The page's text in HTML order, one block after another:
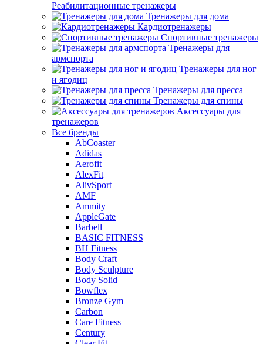
Реабилитационные тренажеры
Тренажеры для дома
Кардиотренажеры
Спортивные тренажеры
Тренажеры для
армспорта
Тренажеры для ног
и ягодиц
Тренажеры для пресса
Тренажеры для спины
Аксессуары для
тренажеров
Все бренды
AbCoaster
Adidas
Aerofit
AlexFit
AlivSport
AMF
Ammity
AppleGate
Barbell
BASIC FITNESS
BH Fitness
Body Craft
Body Sculpture
Body Solid
Bowflex
Bronze Gym
Carbon
Care Fitness
Century